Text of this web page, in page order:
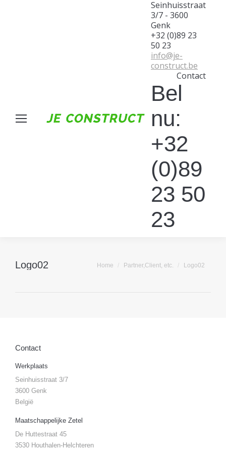
Seinhuisstraat
3/7 - 3600
Genk
+32 (0)89 23
50 23
info@je-
construct.be
Contact
Bel
nu:
+32
(0)89
23 50
23
Logo02 Je bent hier:
Home Partner,Client, etc. Logo02
Contact
Werkplaats
Seinhuisstraat 3/7
3600 Genk
België
Maatschappelijke Zetel
De Huttestraat 45
3530 Houthalen-Helchteren